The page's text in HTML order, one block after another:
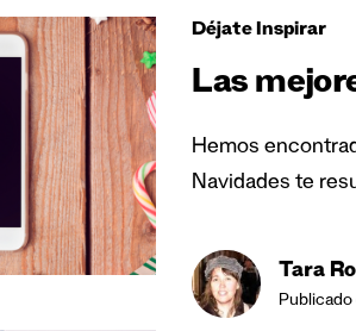
Déjate Inspirar
Las
Hemos
Navidades te
Tara